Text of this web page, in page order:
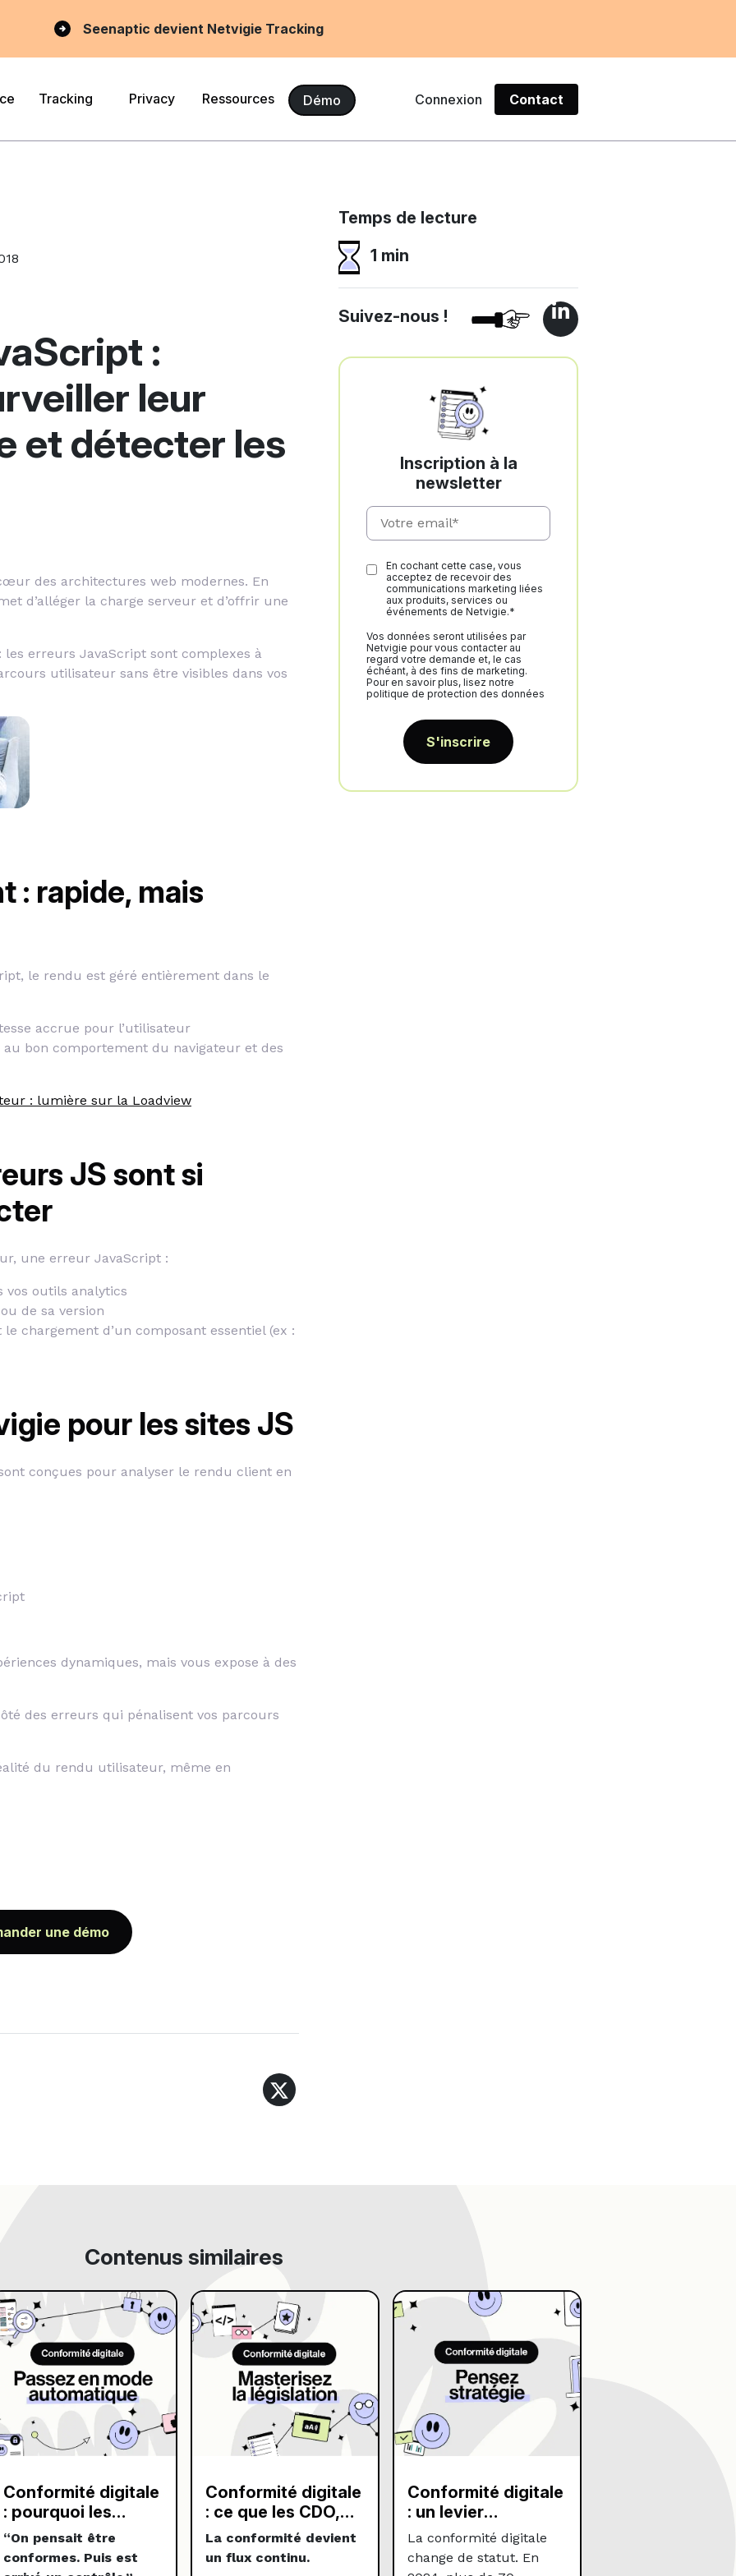
Seenaptic devient Netvigie Tracking
Tracking Privacy Ressources Démo Connexion Contact
:
leur
et détecter les
des architectures web modernes. En
d’alléger la charge serveur et d’offrir une
les erreurs JavaScript sont complexes à
utilisateur sans être visibles dans vos
: rapide, mais
le rendu est géré entièrement dans le
accrue pour l’utilisateur
bon comportement du navigateur et des
: lumière sur la Loadview
JS sont si
une erreur JavaScript :
vos outils analytics
de sa version
chargement d’un composant essentiel (ex :
pour les sites JS
conçues pour analyser le rendu client en
dynamiques, mais vous expose à des
des erreurs qui pénalisent vos parcours
du rendu utilisateur, même en
une démo
Temps de lecture
1 min
Suivez-nous !
Inscription à la
newsletter
En cochant cette case, vous
acceptez de recevoir des
communications marketing liées
aux produits, services ou
événements de Netvigie.*
Vos données seront utilisées par
Netvigie pour vous contacter au
regard votre demande et, le cas
échéant, à des fins de marketing.
Pour en savoir plus, lisez notre
politique de protection des données
Contenus similaires
Conformité digitale
: pourquoi les
entreprises les plus
matures
automatisent déjà ?
“On pensait être
conformes. Puis est
Conformité digitale
: ce que les CDO,
CTO et CDO Data
doivent piloter face
La conformité devient
un flux continu.
Conformité digitale
: un levier
stratégique pour
CDO, CTO et CDO
Data
La conformité digitale
change de statut. En